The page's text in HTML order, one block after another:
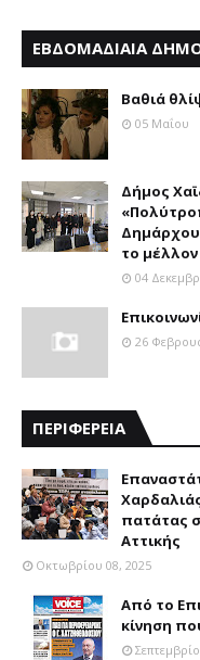
ΕΒΔΟΜΑΔΙΑΙΑ
Βαθιά
05 Μαΐου
Δήμος
Δημάρχου
το μέλλον
04
26
ΠΕΡΙΦΕΡΕΙΑ
πατάτας
Αττικής
Οκτωβρίου 08, 2025
Από το
κίνηση